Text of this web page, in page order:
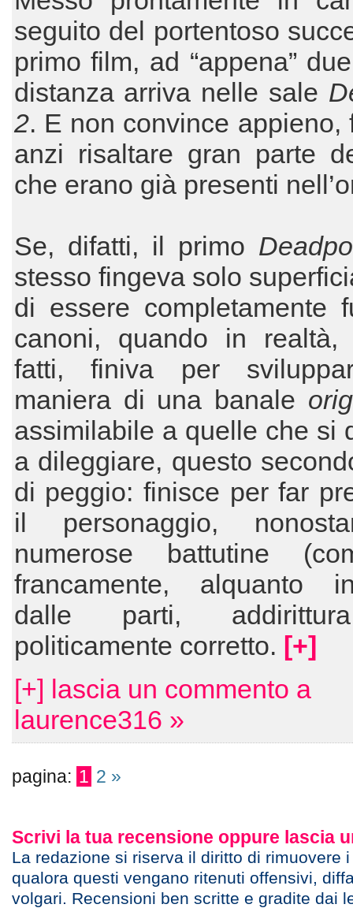
seguito del portentoso
primo film, ad “appena”
distanza arriva nelle sale
2. E non convince appieno,
anzi risaltare gran parte
che erano già presenti
Se, difatti, il primo
stesso fin­geva solo
di essere completa­mente
canoni, quando in
fatti, finiva per
maniera di una ba­nale
assimilabile a quelle che si
a dileggiare, questo
di peggio: finisce per far
il personaggio,
numerose battutine
franca­mente, alquanto
dalle parti,
politicamente corretto. [+]
[+] lascia un commento a
laurence316 »
pagina: 1 2 »
Scrivi la tua recensione oppure lascia
La redazione si riserva il diritto di rimuovere
qualora questi vengano ritenuti offensivi,
volgari. Recensioni ben scritte e gradite dai